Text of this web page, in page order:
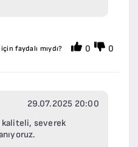
faydalı mıydı? 0 0
29.07.2025 20:00
kaliteli, severek